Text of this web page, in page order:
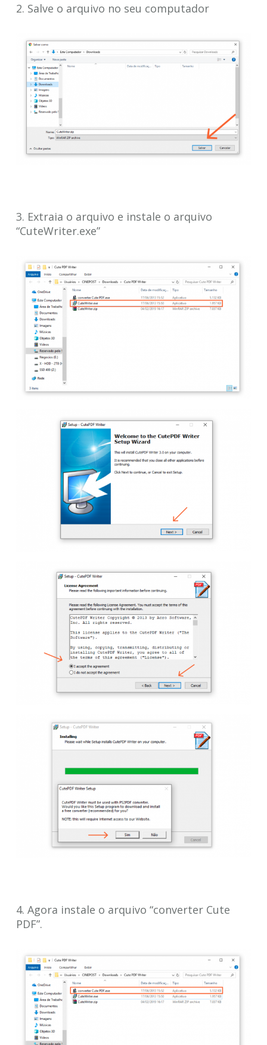
2. Salve o arquivo no seu computador
3. Extraia o arquivo e instale o arquivo
“CuteWriter.exe”
4. Agora instale o arquivo “converter Cute
PDF”.